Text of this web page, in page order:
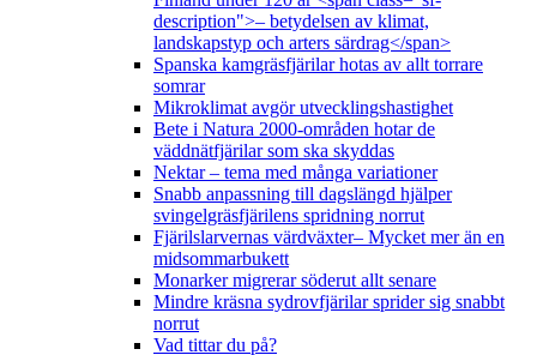
description">– betydelsen av klimat,
landskapstyp och arters särdrag</span>
Spanska kamgräsfjärilar hotas av allt torrare
somrar
Mikroklimat avgör utvecklingshastighet
Bete i Natura 2000-områden hotar de
väddnätfjärilar som ska skyddas
Nektar – tema med många variationer
Snabb anpassning till dagslängd hjälper
svingelgräsfjärilens spridning norrut
Fjärilslarvernas värdväxter– Mycket mer än en
midsommarbukett
Monarker migrerar söderut allt senare
Mindre kräsna sydrovfjärilar sprider sig snabbt
norrut
Vad tittar du på?